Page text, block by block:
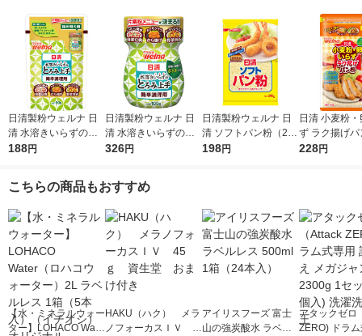
日清製粉ウェルナ 日
清 水溶きいらずのと
ろみ上手 詰め替え用
188円
日清製粉ウェルナ 日
清 水溶きいらずのと
ろみ上手 (100g) ×1個
326円
日清製粉ウェルナ 日
清 ソフトパン粉（200
g） ×1個
198円
日清 小麦粉
ず ラク揚げパ
ャック付
228円
こちらの商品もおすすめ
【水・ミネラルウォー
ター】LOHACO Wate
HAKU（ハク） メラ
ノフォーカスＩＶ 4
アイリスフーズ 富士
山の強炭酸水 ラベル
アタックゼロ
ZERO) ドラ